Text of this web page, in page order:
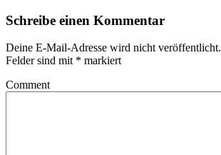
Schreibe einen Kommentar
Deine E-Mail-Adresse wird nicht veröffentlicht.
Felder sind mit * markiert
Comment